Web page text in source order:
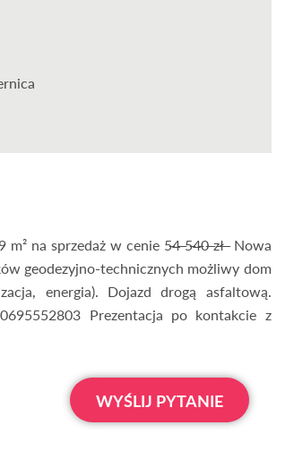
m² na sprzedaż w cenie 5̶4̶ ̶5̶4̶0̶ ̶z̶ł̶ ̶ Nowa
geodezyjno-technicznych możliwy dom
energia). Dojazd drogą asfaltową.
Prezentacja po kontakcie z
WYŚLIJ PYTANIE